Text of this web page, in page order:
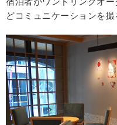
どコミュニケーションを撮